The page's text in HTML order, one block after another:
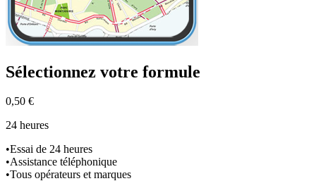
Sélectionnez votre formule
0,50 €
24 heures
•Essai de 24 heures
•Assistance téléphonique
•Tous opérateurs et marques